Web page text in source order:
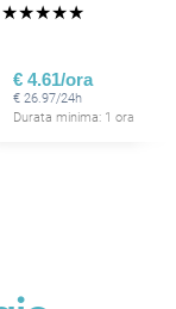
★★★★★
€ 4.61/ora
€ 26.97/24h
Durata minima: 1 ora